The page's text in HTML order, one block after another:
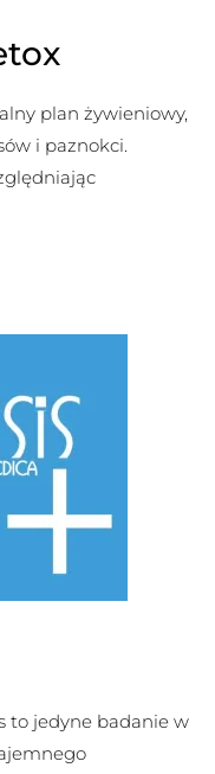
plan żywieniowy,
i paznokci.
to jedyne badanie w